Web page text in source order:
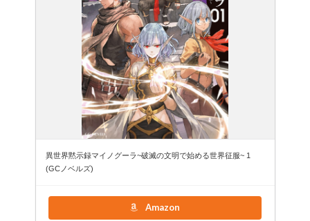
異世界黙示録マイノグーラ~破滅の文明で始める世界征服~ 1
(GCノベルズ)
Amazon